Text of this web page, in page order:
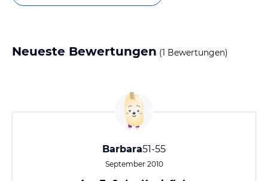
Neueste Bewertungen (1 Bewertungen)
Barbara51-55
September 2010